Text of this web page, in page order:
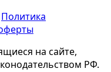
Политика
на сайте,
РФ.